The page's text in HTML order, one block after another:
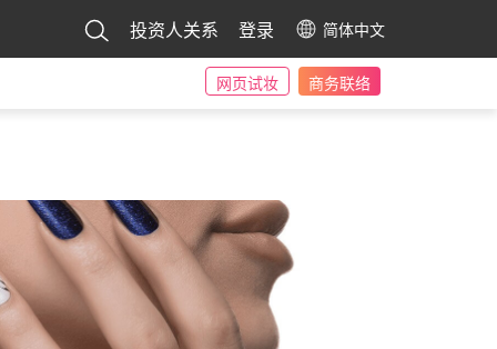
投资人关系 登录 简体中文
网页试妆 商务联络